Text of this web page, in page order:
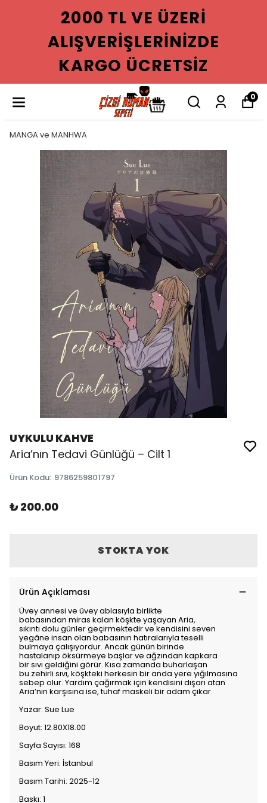
2000 TL VE ÜZERI
ALIŞVERIŞLERINIZDE
KARGO ÜCRETSIZ
0
MANGA ve MANHWA
UYKULU KAHVE
Aria’nın Tedavi Günlüğü – Cilt 1
Ürün Kodu: 9786259801797
₺ 200.00
STOKTA YOK
Ürün Açıklaması
Üvey annesi ve üvey ablasıyla birlikte
babasından miras kalan köşkte yaşayan Aria,
sıkıntı dolu günler geçirmektedir ve kendisini seven
yegâne insan olan babasının hatıralarıyla teselli
bulmaya çalışıyordur. Ancak günün birinde
hastalanıp öksürmeye başlar ve ağzından kapkara
bir sıvı geldiğini görür. Kısa zamanda buharlaşan
bu zehirli sıvı, köşkteki herkesin bir anda yere yığılmasına
sebep olur. Yardım çağırmak için kendisini dışarı atan
Aria’nın karşısına ise, tuhaf maskeli bir adam çıkar.
Yazar: Sue Lue
Boyut: 12.80X18.00
Sayfa Sayısı: 168
Basım Yeri: İstanbul
Basım Tarihi: 2025-12
Baskı: 1